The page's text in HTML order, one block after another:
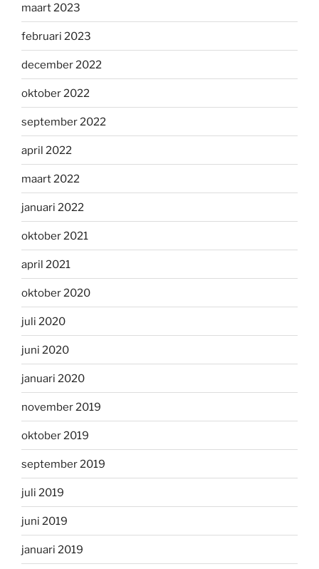
maart 2023
februari 2023
december 2022
oktober 2022
september 2022
april 2022
maart 2022
januari 2022
oktober 2021
april 2021
oktober 2020
juli 2020
juni 2020
januari 2020
november 2019
oktober 2019
september 2019
juli 2019
juni 2019
januari 2019